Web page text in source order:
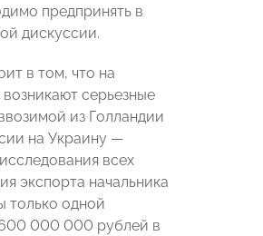
предпринять в
дискуссии.
в том, что на
серьезные
из Голландии
на Украину —
всех
экспорта начальника
только одной
600 000 000 рублей в